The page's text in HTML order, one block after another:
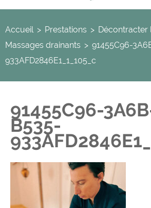
Accueil > Prestations > Décontracter
Massages drainants > 91455C96-
933AFD2846E1_1_105_c
91455C96-
B535-